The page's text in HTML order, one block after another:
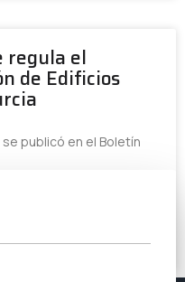
regula el
de Edificios
se publicó en el Boletín